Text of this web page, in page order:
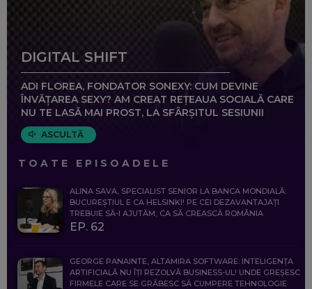
DIGITAL SHIFT
ADI FLOREA, FONDATOR SONEXY: CUM DEVINE
ÎNVĂȚAREA SEXY? AM CREAT REȚEAUA SOCIALĂ CARE
NU TE LASĂ MAI PROST, LA SFÂRȘITUL SESIUNII
ASCULTĂ
TOATE EPISOADELE
ALINA SAVA, SPECIALIST SENIOR LA BANCA MONDIALĂ:
BUCUREȘTIUL E CA HELSINKI! PE CEI DEZAVANTAJAȚI
TREBUIE SĂ-I AJUTĂM, CA SĂ CREASCĂ ROMÂNIA
EP. 62
GEORGE PANAINTE, ALTAMIRA SOFTWARE: INTELIGENȚA
ARTIFICIALĂ NU ÎȚI REZOLVĂ BUSINESS-UL! UNDE GREȘESC
FIRMELE CARE SE GRĂBESC SĂ CUMPERE TEHNOLOGIE